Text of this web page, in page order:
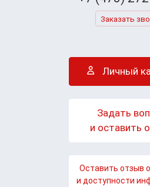
Заказать
Личный
Задать
и оставить
Оставить отзыв
и доступности